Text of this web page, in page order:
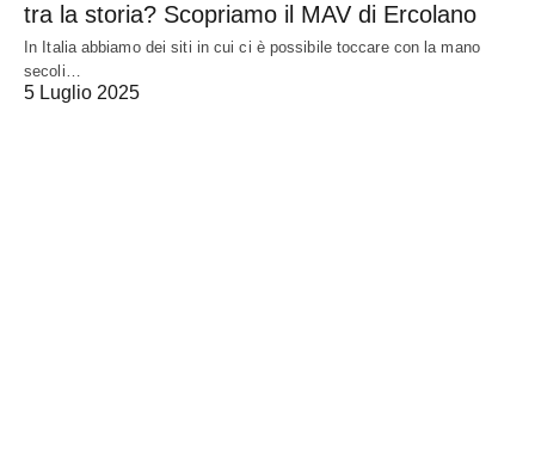
tra la storia? Scopriamo il MAV di Ercolano
In Italia abbiamo dei siti in cui ci è possibile toccare con la mano
secoli…
5 Luglio 2025